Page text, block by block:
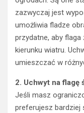
zazwyczaj jest
umożliwia fladze
przydatne, aby flaga
kierunku wiatru.
umieszczać w
2. Uchwyt na flagę
Jeśli masz
preferujesz bardziej